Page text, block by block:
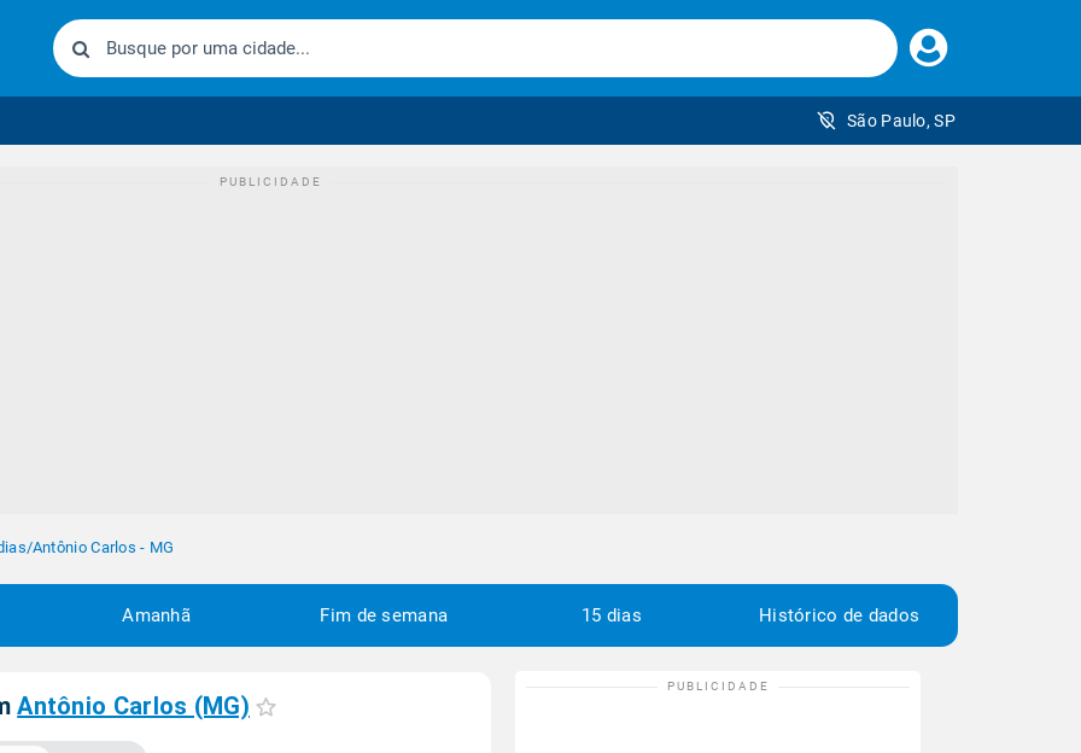
Faça
seu
São Paulo, SP
/Antônio Carlos - MG
Amanhã Fim de semana 15 dias Histórico de dados
Antônio Carlos (MG)